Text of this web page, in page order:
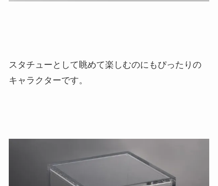
スタチューとして眺めて楽しむのにもぴったりの
キャラクターです。